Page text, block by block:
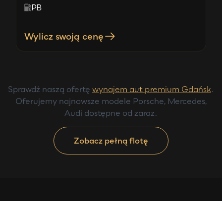
PB
Wylicz swoją cenę
Sprawdź naszą ofertę wynajem aut premium Gdańsk.
Oferujemy najnowsze modele Porsche, Mercedes,
Audi dostępne od zaraz.
Zobacz pełną flotę